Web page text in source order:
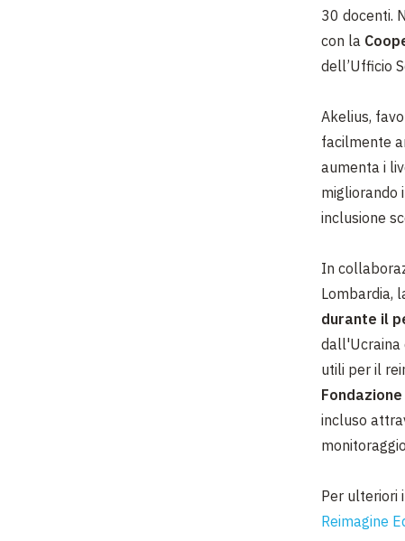
30 docenti.
con la
dell’Ufficio
Akelius,
facilmente
aumenta i
migliorando
inclusione
In
Lombardia,
durante il
dall'Ucraina
utili per il
Fondazione
incluso
Per ulteriori
Reimagine